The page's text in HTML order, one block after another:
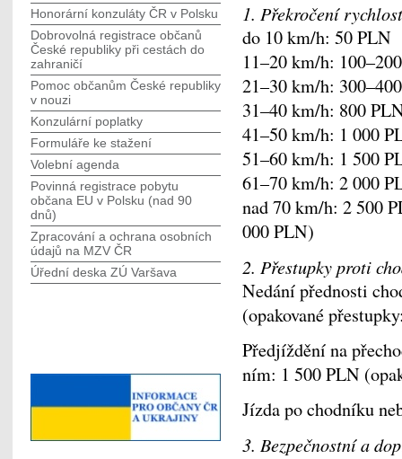
1. Překročení
do 10 km/h: 50 PLN
11–20 km/h:
21–30 km/h:
31–40 km/h: 800
41–50 km/h: 1 000
51–60 km/h: 1 500
61–70 km/h: 2 000
nad 70 km/h: 2 500
000 PLN)
2. Přestupky proti
Nedání přednosti
(opakované
Předjíždění na
ním: 1 500 PLN
Jízda po chodníku
3. Bezpečnostní a
Honorární konzuláty ČR v Polsku
Dobrovolná registrace občanů
České republiky při cestách do
zahraničí
Pomoc občanům České republiky
v nouzi
Konzulární poplatky
Formuláře ke stažení
Volební agenda
Povinná registrace pobytu
občana EU v Polsku (nad 90
dnů)
Zpracování a ochrana osobních
údajů na MZV ČR
Úřední deska ZÚ Varšava